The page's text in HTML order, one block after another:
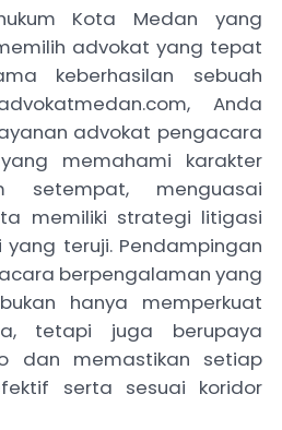
Kota Medan yang
advokat yang tepat
keberhasilan sebuah
Anda
advokat pengacara
memahami karakter
setempat, menguasai
memiliki strategi litigasi
teruji. Pendampingan
berpengalaman yang
hanya memperkuat
tetapi juga berupaya
dan memastikan setiap
serta sesuai koridor